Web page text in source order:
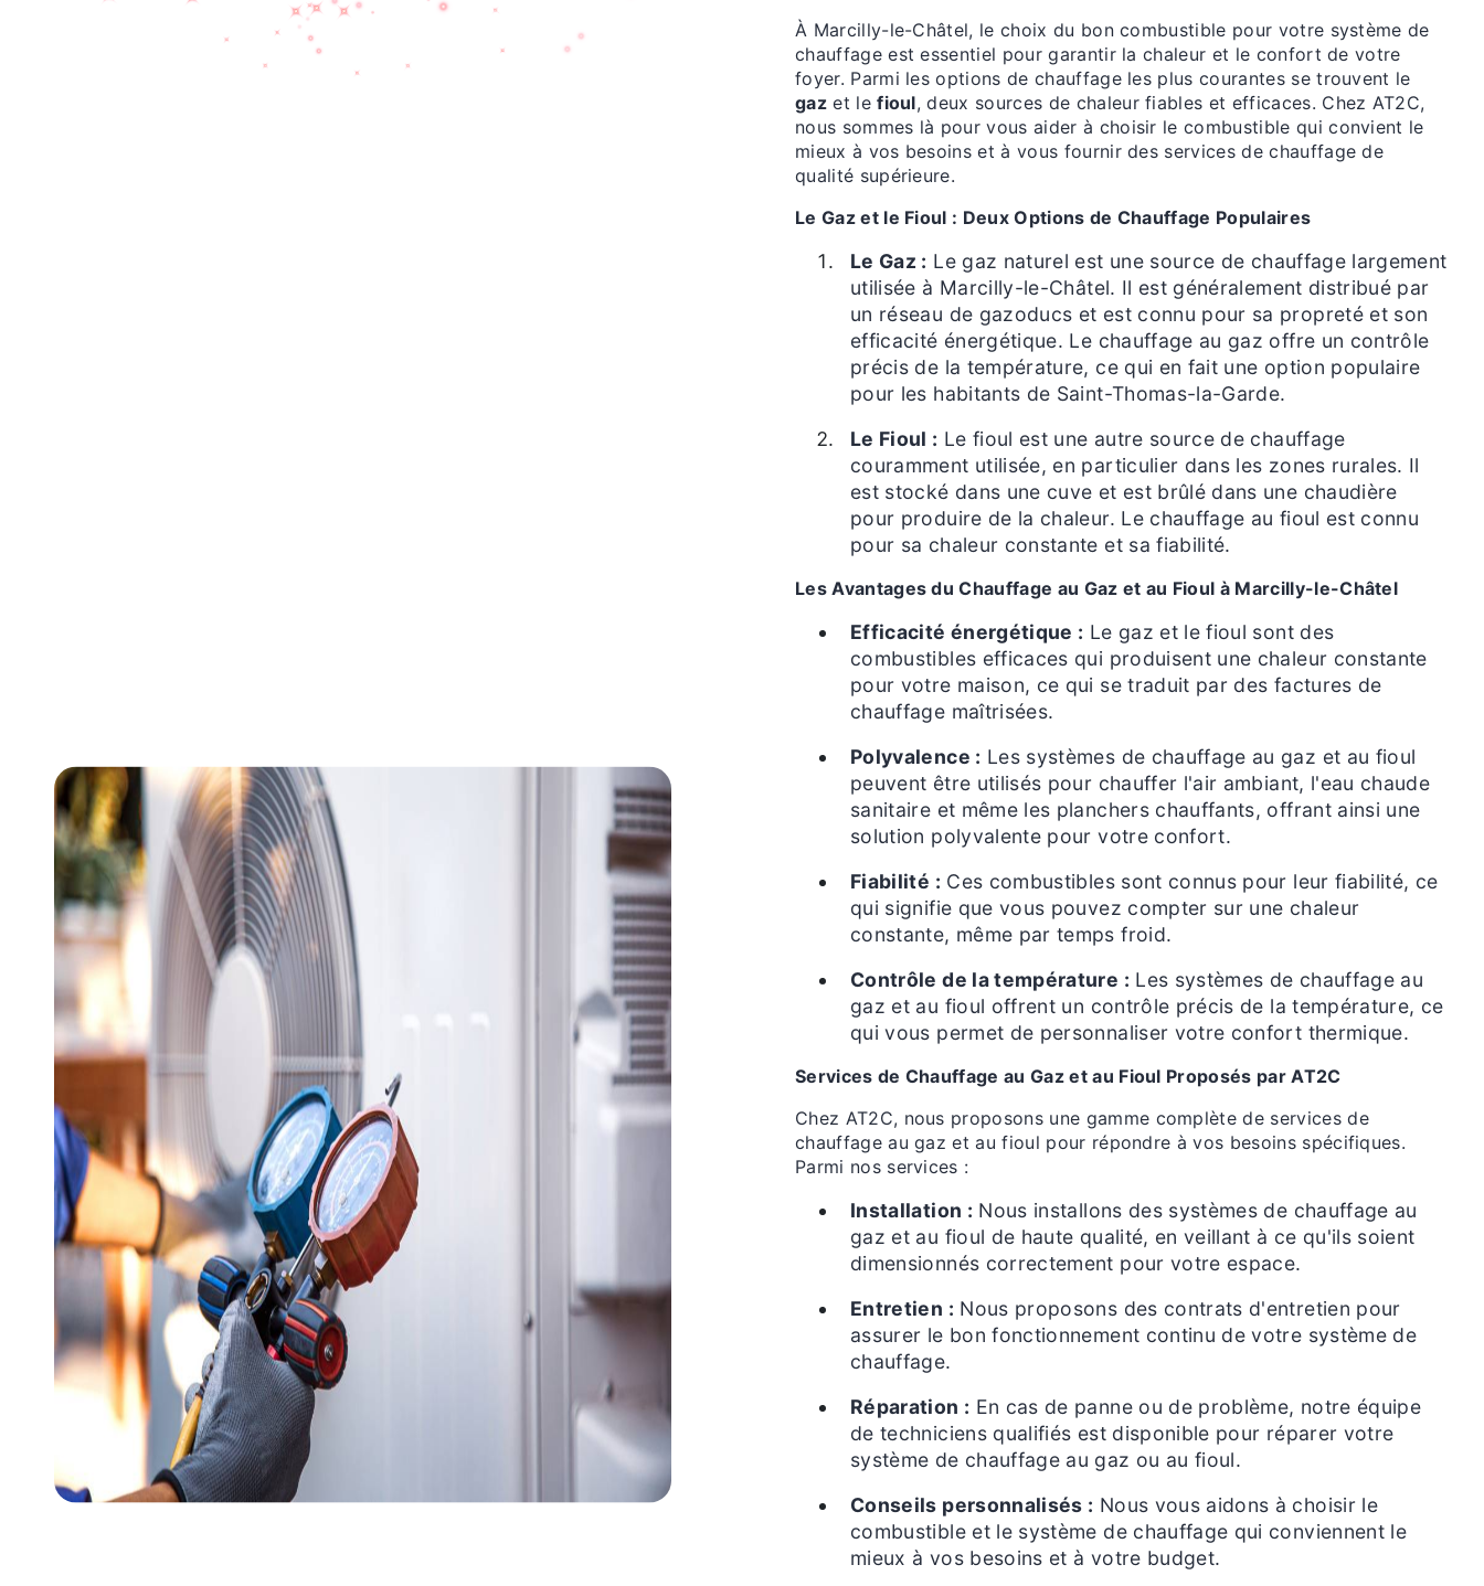
À Marcilly-le-Châtel, le choix du bon combustible pour votre système de
chauffage est essentiel pour garantir la chaleur et le confort de votre
foyer. Parmi les options de chauffage les plus courantes se trouvent le
gazet lefioul, deux sources de chaleur fiables et efficaces. Chez AT2C,
nous sommes là pour vous aider à choisir le combustible qui convient le
mieux à vos besoins et à vous fournir des services de chauffage de
qualité supérieure.
Le Gaz et le Fioul : Deux Options de Chauffage Populaires
Le Gaz : Le gaz naturel est une source de chauffage largement
utilisée à Marcilly-le-Châtel. Il est généralement distribué par
un réseau de gazoducs et est connu pour sa propreté et son
efficacité énergétique. Le chauffage au gaz offre un contrôle
précis de la température, ce qui en fait une option populaire
pour les habitants de Saint-Thomas-la-Garde.
Le Fioul : Le fioul est une autre source de chauffage
couramment utilisée, en particulier dans les zones rurales. Il
est stocké dans une cuve et est brûlé dans une chaudière
pour produire de la chaleur. Le chauffage au fioul est connu
pour sa chaleur constante et sa fiabilité.
Les Avantages du Chauffage au Gaz et au Fioul à Marcilly-le-Châtel
Efficacité énergétique : Le gaz et le fioul sont des
combustibles efficaces qui produisent une chaleur constante
pour votre maison, ce qui se traduit par des factures de
chauffage maîtrisées.
Polyvalence : Les systèmes de chauffage au gaz et au fioul
peuvent être utilisés pour chauffer l'air ambiant, l'eau chaude
sanitaire et même les planchers chauffants, offrant ainsi une
solution polyvalente pour votre confort.
Fiabilité : Ces combustibles sont connus pour leur fiabilité, ce
qui signifie que vous pouvez compter sur une chaleur
constante, même par temps froid.
Contrôle de la température : Les systèmes de chauffage au
gaz et au fioul offrent un contrôle précis de la température, ce
qui vous permet de personnaliser votre confort thermique.
Services de Chauffage au Gaz et au Fioul Proposés par AT2C
Chez AT2C, nous proposons une gamme complète de services de
chauffage au gaz et au fioul pour répondre à vos besoins spécifiques.
Parmi nos services :
Installation : Nous installons des systèmes de chauffage au
gaz et au fioul de haute qualité, en veillant à ce qu'ils soient
dimensionnés correctement pour votre espace.
Entretien : Nous proposons des contrats d'entretien pour
assurer le bon fonctionnement continu de votre système de
chauffage.
Réparation : En cas de panne ou de problème, notre équipe
de techniciens qualifiés est disponible pour réparer votre
système de chauffage au gaz ou au fioul.
Conseils personnalisés : Nous vous aidons à choisir le
combustible et le système de chauffage qui conviennent le
mieux à vos besoins et à votre budget.